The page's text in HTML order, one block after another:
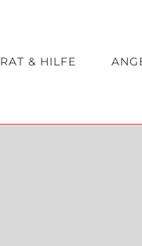
RAT & HILFE